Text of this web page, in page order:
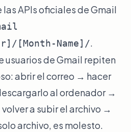
APIs oficiales de Gmail
[Month-Name]/.
usuarios de Gmail repiten
abrir el correo → hacer
al ordenador →
a subir el archivo →
archivo, es molesto.